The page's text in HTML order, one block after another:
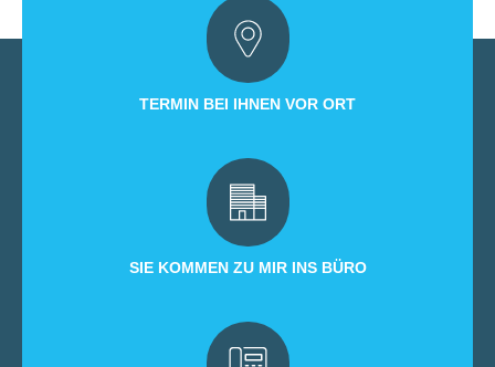
TERMIN BEI IHNEN VOR ORT
SIE KOMMEN ZU MIR INS BÜRO